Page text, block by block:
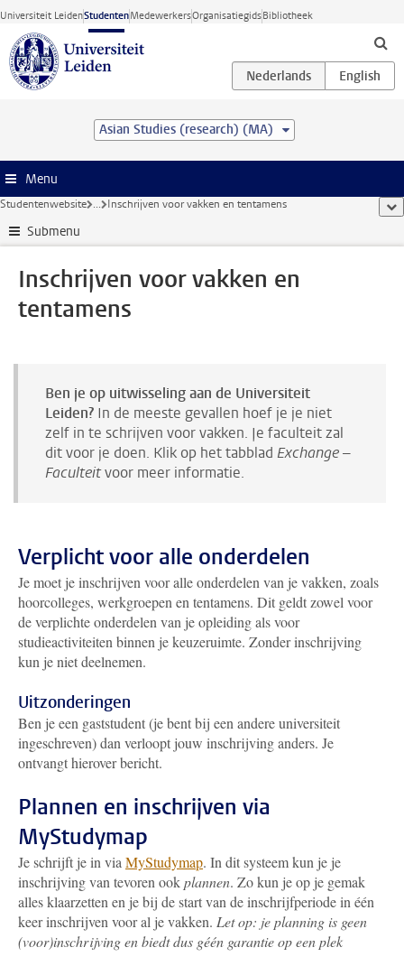
Ga direct naar de inhoud
Universiteit LeidenStudentenMedewerkersOrganisatiegidsBibliotheek
Asian Studies (research) (MA)
Menu
Studentenwebsite ... Inschrijven voor vakken en tentamens
Submenu
Inschrijven voor vakken en
tentamens
Ben je op uitwisseling aan de Universiteit
Leiden? In de meeste gevallen hoef je je niet
zelf in te schrijven voor vakken. Je faculteit zal
dit voor je doen. Klik op het tabblad Exchange –
Faculteitvoor meer informatie.
Verplicht voor alle onderdelen
Je moet je inschrijven voor alle onderdelen van je vakken, zoals
hoorcolleges, werkgroepen en tentamens. Dit geldt zowel voor
de verplichte onderdelen van je opleiding als voor
studieactiviteiten binnen je keuzeruimte. Zonder inschrijving
kun je niet deelnemen.
Uitzonderingen
Ben je een gaststudent (je bent bij een andere universiteit
ingeschreven) dan verloopt jouw inschrijving anders. Je
ontvangt hierover bericht.
Plannen en inschrijven via
MyStudymap
Je schrijft je in via MyStudymap. In dit systeem kun je je
inschrijving van tevoren ookplannen. Zo kun je op je gemak
alles klaarzetten en je bij de start van de inschrijfperiode in één
keer inschrijven voor al je vakken. Let op: je planning is geen
(voor)inschrijving en biedt dus géén garantie op een plek